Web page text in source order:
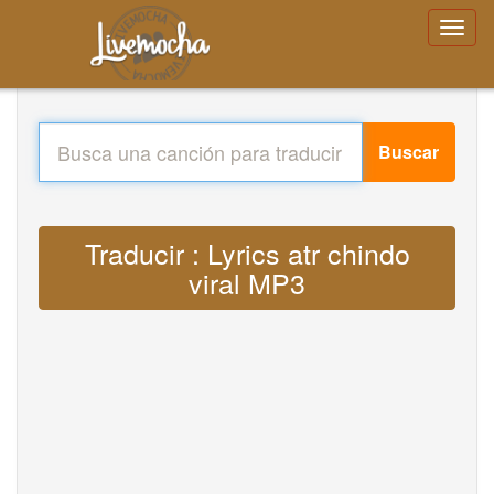
Buscar
Traducir : Lyrics atr chindo
viral MP3